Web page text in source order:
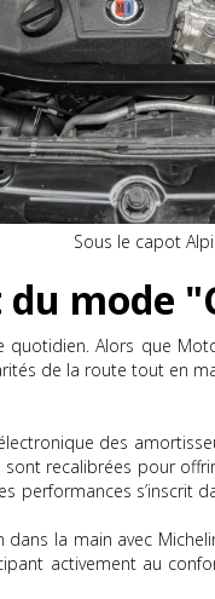
Sous le capot
du mode
quotidien. Alors que
de la route tout en
des
recalibrées pour
performances s’inscrit
dans la main avec
activement au